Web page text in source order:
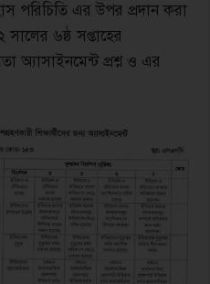
পরিচিতি এর উপর প্রদান করা
৬ষ্ঠ সপ্তাহের
অ্যাসাইনমেন্ট প্রশ্ন ও এর